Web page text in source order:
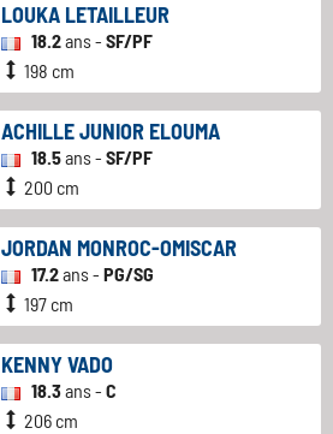
LOUKA LETAILLEUR
18.2ans - SF/PF
198 cm
ACHILLE JUNIOR ELOUMA
18.5ans - SF/PF
200 cm
JORDAN MONROC-OMISCAR
17.2ans - PG/SG
197 cm
KENNY VADO
18.3ans - C
206 cm